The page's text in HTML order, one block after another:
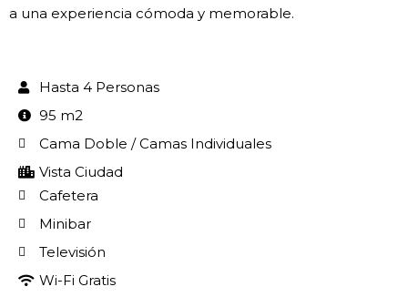
a una experiencia cómoda y memorable.
Hasta 4 Personas
95 m2
Cama Doble / Camas Individuales
Vista Ciudad
Cafetera
Minibar
Televisión
Wi-Fi Gratis